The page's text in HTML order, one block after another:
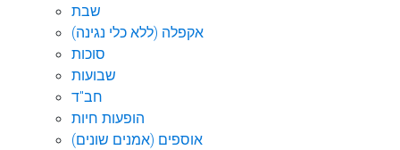
שבת
אקפלה (ללא כלי נגינה)
סוכות
שבועות
חב"ד
הופעות חיות
אוספים (אמנים שונים)